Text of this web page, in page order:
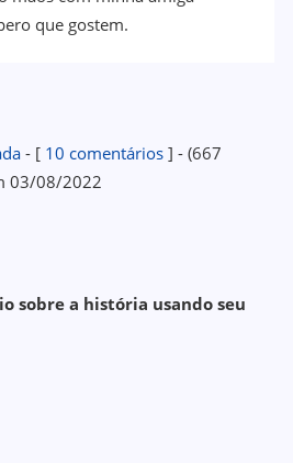
que gostem.
- [ 10 comentários ] - (667
03/08/2022
sobre a história usando seu